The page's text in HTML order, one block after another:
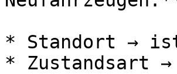
* Standort →
* Zustandsart